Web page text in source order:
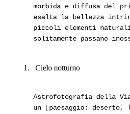
morbida e diffusa del
esalta la bellezza
piccoli elementi
solitamente passano
Cielo notturno
Astrofotografia della
un [paesaggio: deserto,